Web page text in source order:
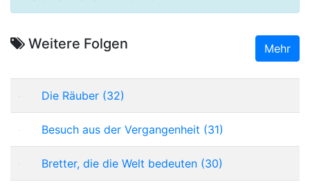
Weitere Folgen Mehr
Die Räuber (32)
Besuch aus der Vergangenheit (31)
Bretter, die die Welt bedeuten (30)